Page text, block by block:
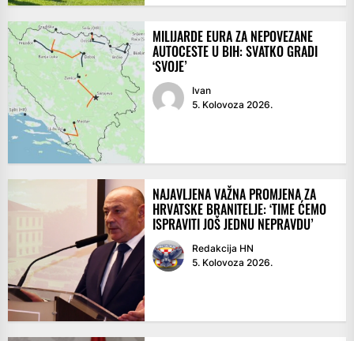
MILIJARDE EURA ZA NEPOVEZANE
AUTOCESTE U BIH: SVATKO GRADI
‘SVOJE’
Ivan
5. Kolovoza 2026.
NAJAVLJENA VAŽNA PROMJENA ZA
HRVATSKE BRANITELJE: ‘TIME ĆEMO
ISPRAVITI JOŠ JEDNU NEPRAVDU’
Redakcija HN
5. Kolovoza 2026.